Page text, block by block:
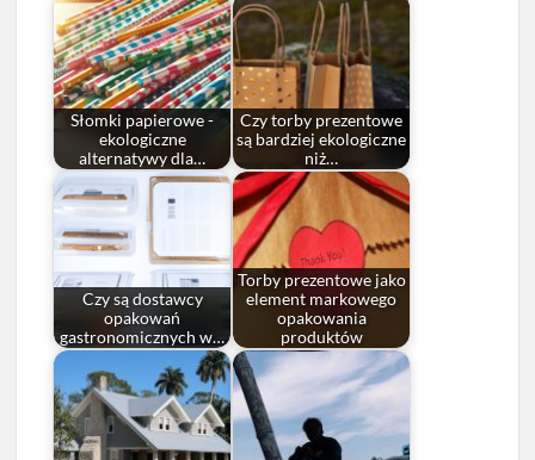
Słomki papierowe -
ekologiczne
alternatywy dla…
Czy torby prezentowe
są bardziej ekologiczne
niż…
Czy są dostawcy
opakowań
gastronomicznych w…
Torby prezentowe jako
element markowego
opakowania
produktów